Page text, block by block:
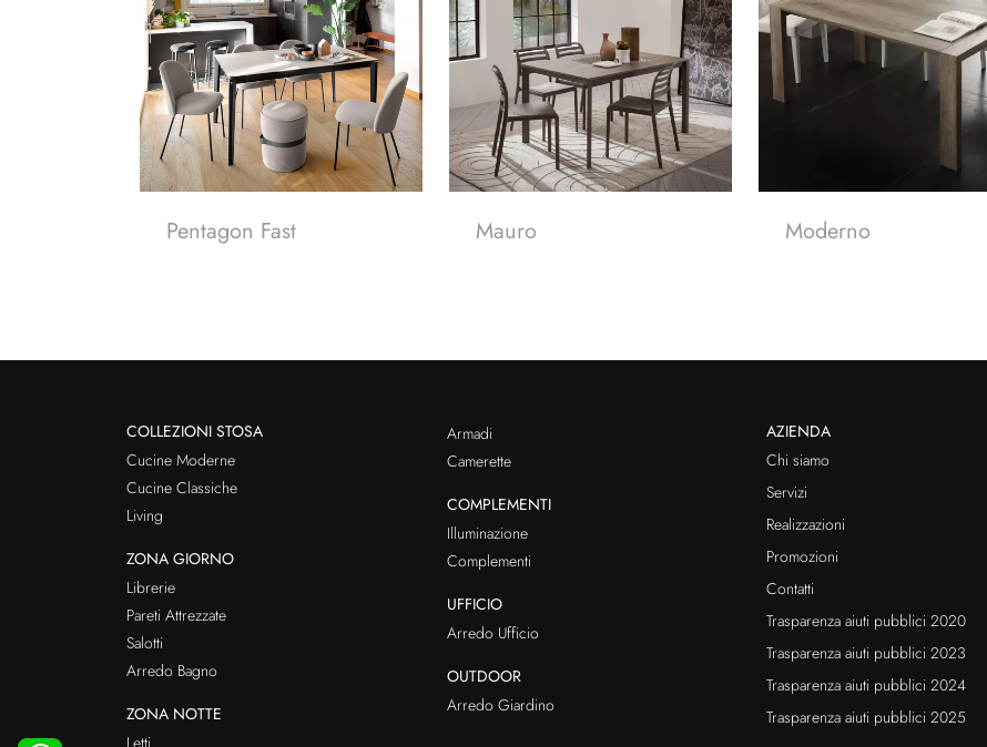
Pentagon Fast Mauro Moderno
COLLEZIONI STOSA
Cucine Moderne
Cucine Classiche
Living
ZONA GIORNO
Librerie
Pareti Attrezzate
Salotti
Arredo Bagno
ZONA NOTTE
Letti
Armadi
Camerette
COMPLEMENTI
Illuminazione
Complementi
UFFICIO
Arredo Ufficio
OUTDOOR
Arredo Giardino
AZIENDA
Chi siamo
Servizi
Realizzazioni
Promozioni
Contatti
Trasparenza aiuti pubblici 2020
Trasparenza aiuti pubblici 2023
Trasparenza aiuti pubblici 2024
Trasparenza aiuti pubblici 2025